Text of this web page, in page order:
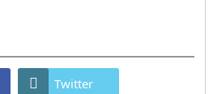
 Twitter